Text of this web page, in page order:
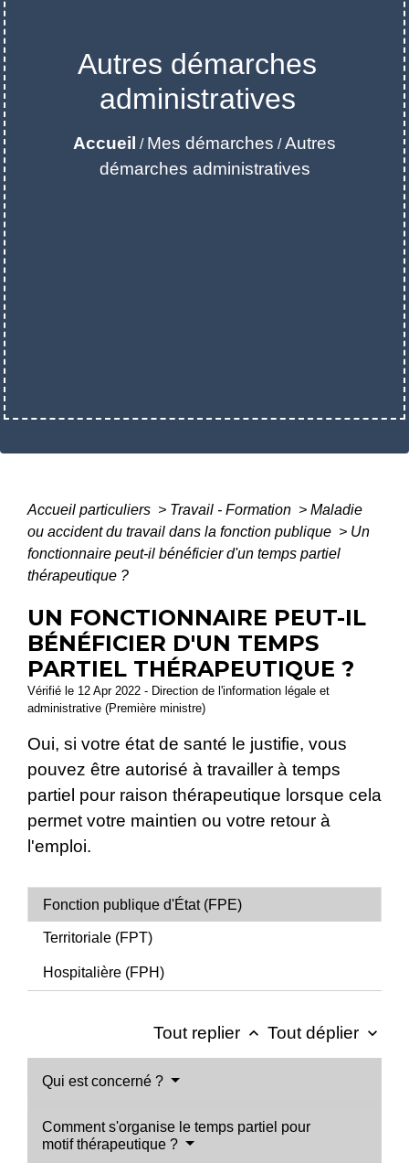
Autres démarches
administratives
Accueil / Mes démarches /Autres
démarches administratives
Accueil particuliers > Travail - Formation > Maladie
ou accident du travail dans la fonction publique > Un
fonctionnaire peut-il bénéficier d'un temps partiel
thérapeutique ?
UN FONCTIONNAIRE PEUT-IL
BÉNÉFICIER D'UN TEMPS
PARTIEL THÉRAPEUTIQUE ?
Vérifié le 12 Apr 2022 - Direction de l'information légale et
administrative (Première ministre)
Oui, si votre état de santé le justifie, vous
pouvez être autorisé à travailler à temps
partiel pour raison thérapeutique lorsque cela
permet votre maintien ou votre retour à
l'emploi.
Fonction publique d'État (FPE)
Territoriale (FPT)
Hospitalière (FPH)
Tout replier keyboard_arrow_up Tout déplier keyboard_arrow_down
Qui est concerné ?
Comment s'organise le temps partiel pour
motif thérapeutique ?